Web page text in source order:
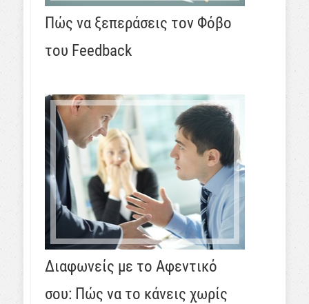
Πώς να ξεπεράσεις τον Φόβο
του Feedback
Διαφωνείς με το Αφεντικό
σου: Πώς να το κάνεις χωρίς